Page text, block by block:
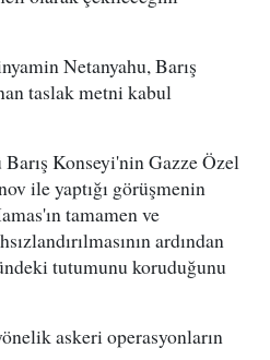
Netanyahu, Barış
taslak metni kabul
Konseyi'nin Gazze Özel
ile yaptığı görüşmenin
tamamen ve
ardından
tutumunu koruduğunu
askeri operasyonların